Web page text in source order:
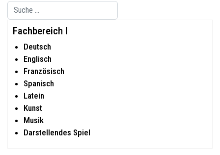
Suchen
Type 2 or more characters for results.
Fachbereich I
Deutsch
Englisch
Französisch
Spanisch
Latein
Kunst
Musik
Darstellendes Spiel